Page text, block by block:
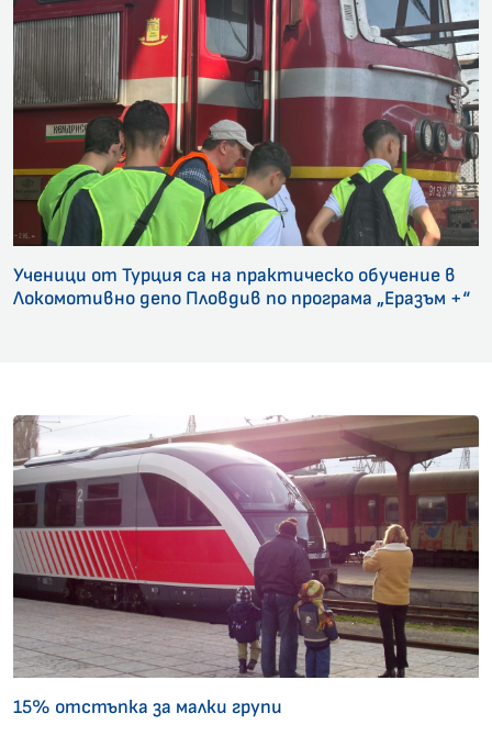
Ученици от Турция са на практическо обучение в
Локомотивно депо Пловдив по програма „Еразъм +“
15% отстъпка за малки групи